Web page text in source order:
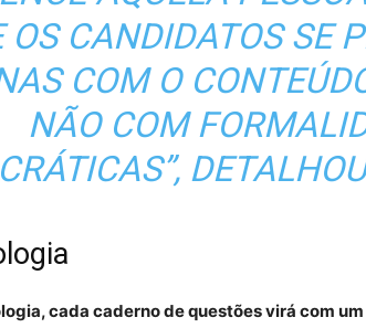
OS CANDIDATOS SE
COM O
NÃO COM
cada caderno de questões virá com